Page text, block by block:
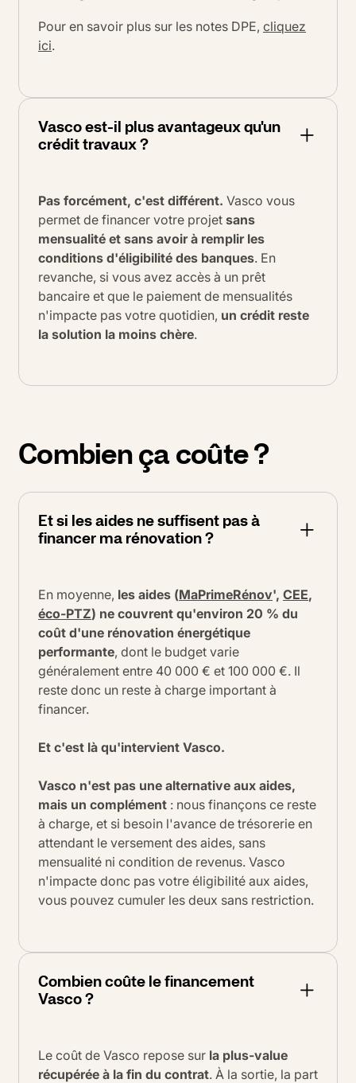
Pour en savoir plus sur les notes DPE, cliquez
ici.
Vasco est-il plus avantageux qu'un
crédit travaux ?
Pas forcément, c'est différent. Vasco vous
permet de financer votre projet sans
mensualité et sans avoir à remplir les
conditions d'éligibilité des banques. En
revanche, si vous avez accès à un prêt
bancaire et que le paiement de mensualités
n'impacte pas votre quotidien, un crédit reste
la solution la moins chère.
Combien ça coûte ?
Et si les aides ne suffisent pas à
financer ma rénovation ?
En moyenne, les aides (MaPrimeRénov', CEE,
éco-PTZ) ne couvrent qu'environ 20 % du
coût d'une rénovation énergétique
performante, dont le budget varie
généralement entre 40 000 € et 100 000 €. Il
reste donc un reste à charge important à
financer.
Et c'est là qu'intervient Vasco.
Vasco n'est pas une alternative aux aides,
mais un complément : nous finançons ce reste
à charge, et si besoin l'avance de trésorerie en
attendant le versement des aides, sans
mensualité ni condition de revenus. Vasco
n'impacte donc pas votre éligibilité aux aides,
vous pouvez cumuler les deux sans restriction.
Combien coûte le financement
Vasco ?
Le coût de Vasco repose sur la plus-value
récupérée à la fin du contrat. À la sortie, la part